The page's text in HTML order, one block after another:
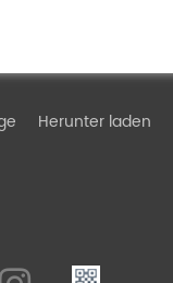
Herunter laden